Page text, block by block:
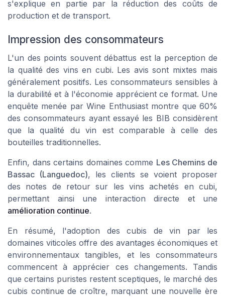
s'explique en partie par la réduction des coûts de
production et de transport.
Impression des consommateurs
L'un des points souvent débattus est la perception de
la qualité des vins en cubi. Les avis sont mixtes mais
généralement positifs. Les consommateurs sensibles à
la durabilité et à l'économie apprécient ce format. Une
enquête menée parWine Enthusiastmontre que 60%
des consommateurs ayant essayé les BIB considèrent
que la qualité du vin est comparable à celle des
bouteilles traditionnelles.
Enfin, dans certains domaines comme Les Chemins de
Bassac (Languedoc), les clients se voient proposer
des notes de retour sur les vins achetés en cubi,
permettant ainsi une interaction directe et une
amélioration continue.
En résumé, l'adoption des cubis de vin par les
domaines viticoles offre des avantages économiques et
environnementaux tangibles, et les consommateurs
commencent à apprécier ces changements. Tandis
que certains puristes restent sceptiques, le marché des
cubis continue de croître, marquant une nouvelle ère